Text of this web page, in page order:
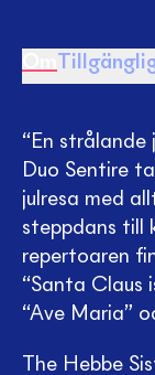
“En strålande
Duo Sentire
julresa med
steppdans till
repertoaren
“Santa Claus
“Ave Maria”
The Hebbe